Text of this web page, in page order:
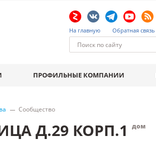
На главную Обратная связь
ПРОФИЛЬНЫЕ КОМПАНИИ
Сообщество
Д.29 КОРП.1 дом